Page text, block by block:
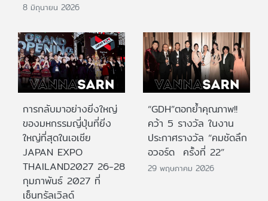
8 มิถุนายน 2026
การกลับมาอย่างยิ่งใหญ่
ของมหกรรมญี่ปุ่นที่ยิ่ง
ใหญ่ที่สุดในเอเชีย
JAPAN EXPO
THAILAND2027 26-28
กุมภาพันธ์ 2027 ที่
เซ็นทรัลเวิลด์
“GDH”ตอกย้ำคุณภาพ!!
คว้า 5 รางวัล ในงาน
ประกาศรางวัล “คมชัดลึก
อวอร์ด ครั้งที่ 22”
29 พฤษภาคม 2026